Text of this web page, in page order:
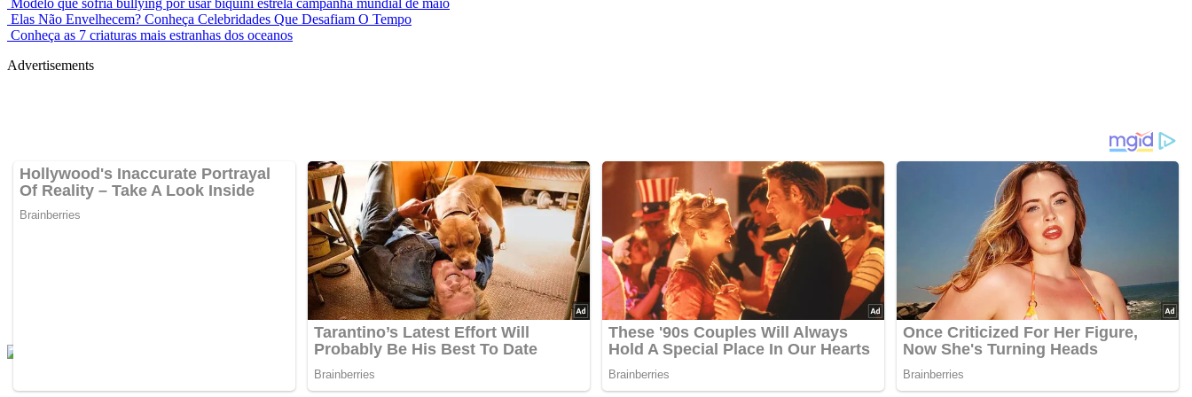
Modelo que sofria bullying por usar biquíni estrela campanha mundial de maiô
Elas Não Envelhecem? Conheça Celebridades Que Desafiam O Tempo
Conheça as 7 criaturas mais estranhas dos oceanos
Advertisements